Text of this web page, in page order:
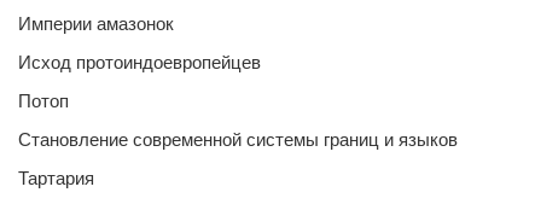
Империи амазонок
Исход протоиндоевропейцев
Потоп
Становление современной системы границ и языков
Тартария